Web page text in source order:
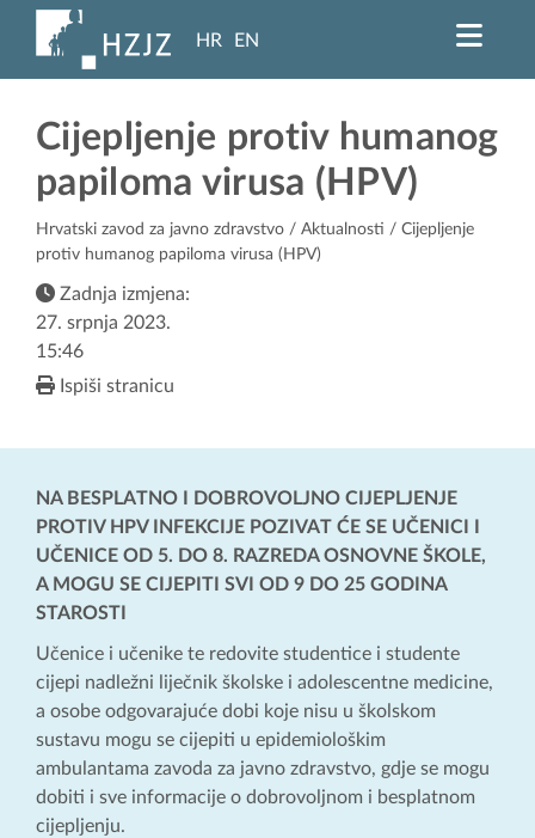
HR EN
Cijepljenje protiv humanog
papiloma virusa (HPV)
Hrvatski zavod za javno zdravstvo / Aktualnosti / Cijepljenje
protiv humanog papiloma virusa (HPV)
Zadnja izmjena:
27. srpnja 2023.
15:46
Ispiši stranicu
NA BESPLATNO I DOBROVOLJNO CIJEPLJENJE
PROTIV HPV INFEKCIJE POZIVAT ĆE SE UČENICI I
UČENICE OD 5. DO 8. RAZREDA OSNOVNE ŠKOLE,
A MOGU SE CIJEPITI SVI OD 9 DO 25 GODINA
STAROSTI
Učenice i učenike te redovite studentice i studente
cijepi nadležni liječnik školske i adolescentne medicine,
a osobe odgovarajuće dobi koje nisu u školskom
sustavu mogu se cijepiti u epidemiološkim
ambulantama zavoda za javno zdravstvo, gdje se mogu
dobiti i sve informacije o dobrovoljnom i besplatnom
cijepljenju.